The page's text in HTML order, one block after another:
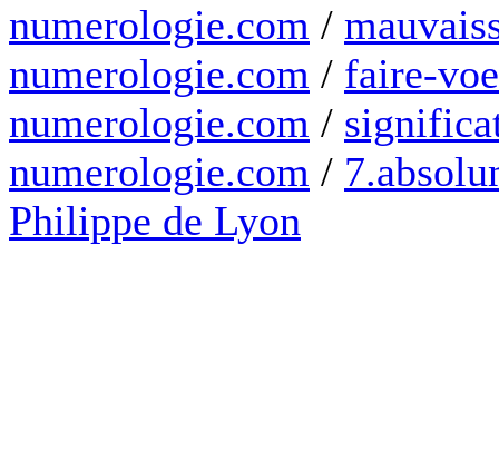
numerologie.com /
numerologie.com / faire-
numerologie.com /
numerologie.com /
Philippe de Lyon